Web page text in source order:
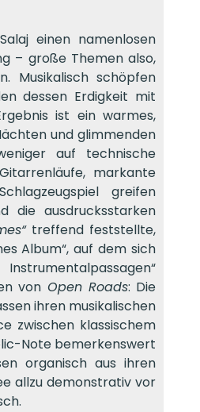
einen namenlosen
– große Themen also,
Musikalisch schöpfen
dessen Erdigkeit mit
ist ein warmes,
und glimmenden
auf technische
markante
greifen
die ausdrucksstarken
treffend feststellte,
Album“, auf dem sich
von Open Roads: Die
ihren musikalischen
zwischen klassischem
Note bemerkenswert
organisch aus ihren
allzu demonstrativ vor